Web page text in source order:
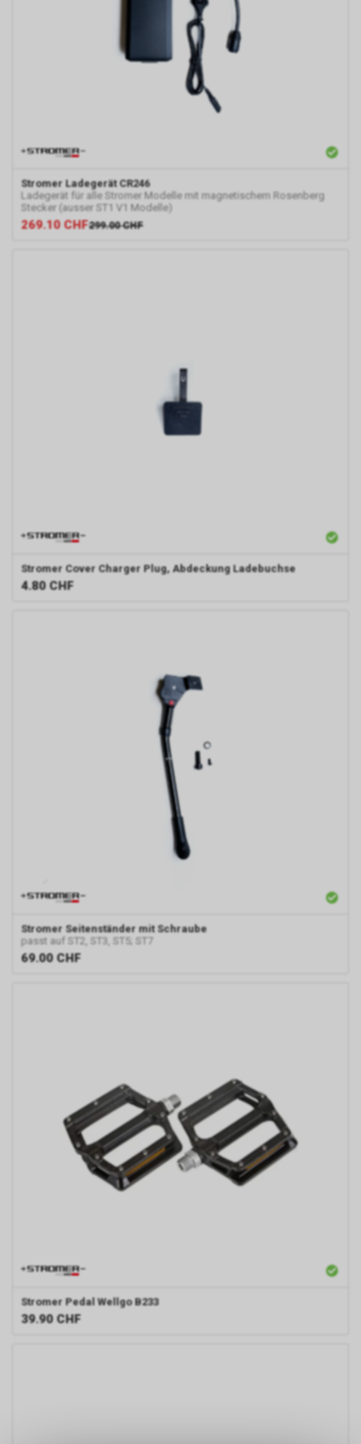
Stromer Ladegerät CR246
Ladegerät für alle Stromer Modelle mit magnetischem Rosenberg
Stecker (ausser ST1 V1 Modelle)
269.10 CHF299.00 CHF
Stromer Cover Charger Plug, Abdeckung Ladebuchse
4.80 CHF
Stromer Seitenständer mit Schraube
passt auf ST2, ST3, ST5; ST7
69.00 CHF
Stromer Pedal Wellgo B233
39.90 CHF